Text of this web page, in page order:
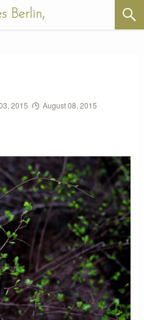
Berlin,
2015 August 08, 2015